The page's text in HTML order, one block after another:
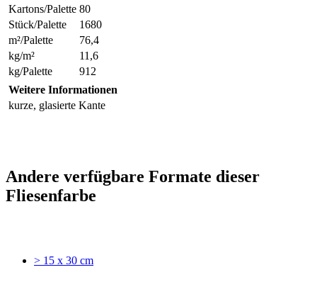
Kartons/Palette 80
Stück/Palette
1680
m²/Palette
76,4
kg/m²
11,6
kg/Palette
912
Weitere Informationen
kurze, glasierte Kante
Andere verfügbare Formate dieser
Fliesenfarbe
> 15 x 30 cm